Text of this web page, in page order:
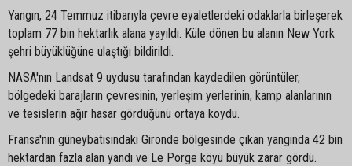
Yangın, 24 Temmuz itibarıyla çevre eyaletlerdeki odaklarla birleşerek
toplam 77 bin hektarlık alana yayıldı. Küle dönen bu alanın New York
şehri büyüklüğüne ulaştığı bildirildi.
NASA'nın Landsat 9 uydusu tarafından kaydedilen görüntüler,
bölgedeki barajların çevresinin, yerleşim yerlerinin, kamp alanlarının
ve tesislerin ağır hasar gördüğünü ortaya koydu.
Fransa'nın güneybatısındaki Gironde bölgesinde çıkan yangında 42 bin
hektardan fazla alan yandı ve Le Porge köyü büyük zarar gördü.